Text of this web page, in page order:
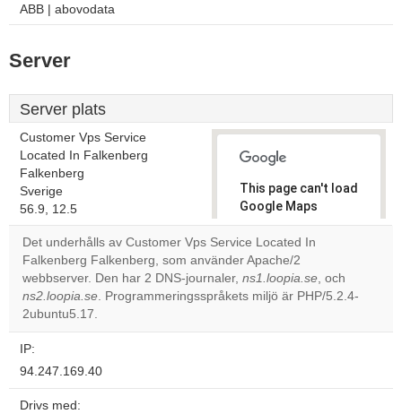
ABB | abovodata
Server
Server plats
Customer Vps Service
Located In Falkenberg
Falkenberg
Sverige
56.9, 12.5
This page can't load
Google Maps
correctly.
Do you
own this
website?
OK
Det underhålls av Customer Vps Service Located In
Falkenberg Falkenberg, som använder Apache/2
webbserver. Den har 2 DNS-journaler, ns1.loopia.se, och
ns2.loopia.se. Programmeringsspråkets miljö är PHP/5.2.4-
2ubuntu5.17.
IP:
94.247.169.40
Drivs med: